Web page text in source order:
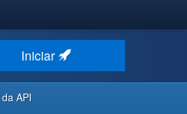
Iniciar
API